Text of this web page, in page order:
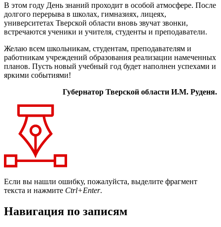
В этом году День знаний проходит в особой атмосфере. После
долгого перерыва в школах, гимназиях, лицеях,
университетах Тверской области вновь звучат звонки,
встречаются ученики и учителя, студенты и преподаватели.
Желаю всем школьникам, студентам, преподавателям и
работникам учреждений образования реализации намеченных
планов. Пусть новый учебный год будет наполнен успехами и
яркими событиями!
Губернатор Тверской области И.М. Руденя.
Если вы нашли ошибку, пожалуйста, выделите фрагмент
текста и нажмите Ctrl+Enter.
Навигация по записям